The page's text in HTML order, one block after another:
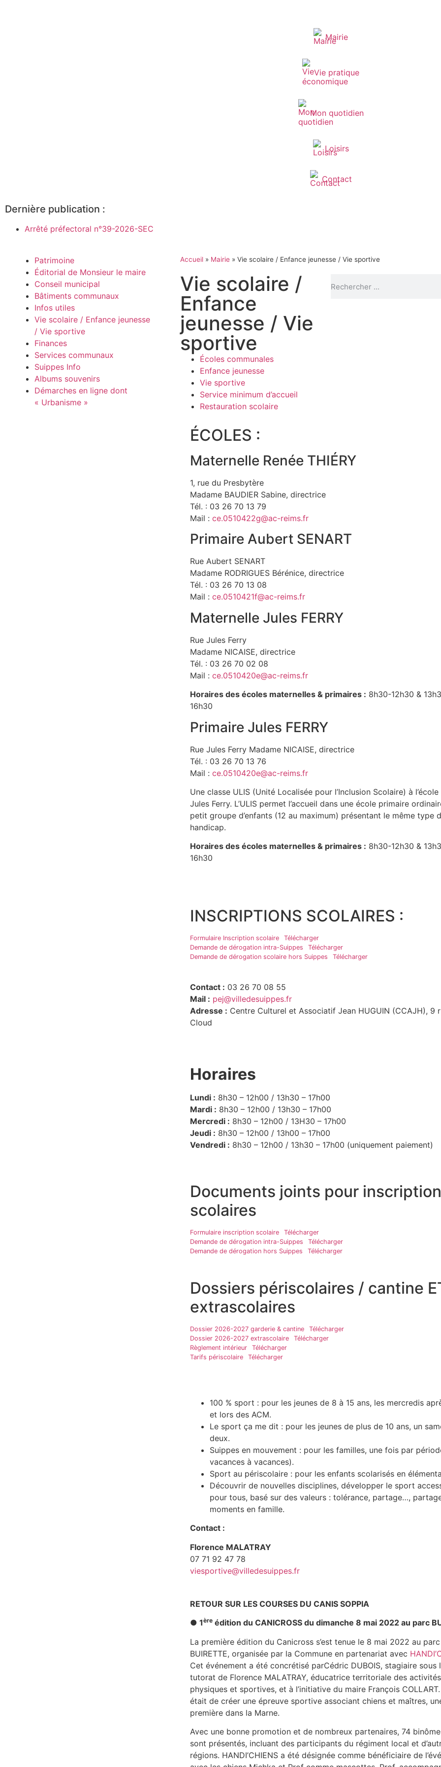
Mairie
Vie pratique
Mon quotidien
Loisirs
Contact
Dernière publication :
Arrêté préfectoral n°39-2026-SEC
Patrimoine
Éditorial de Monsieur le maire
Conseil municipal
Bâtiments communaux
Infos utiles
Vie scolaire / Enfance jeunesse
/ Vie sportive
Finances
Services communaux
Suippes Info
Albums souvenirs
Démarches en ligne dont
« Urbanisme »
Accueil » Mairie » Vie scolaire / Enfance jeunesse / Vie sportive
Vie scolaire /
Enfance
jeunesse / Vie
sportive
Écoles communales
Enfance jeunesse
Vie sportive
Service minimum d’accueil
Restauration scolaire
ÉCOLES :
Maternelle Renée THIÉRY
1, rue du Presbytère
Madame BAUDIER Sabine, directrice
Tél. : 03 26 70 13 79
Mail : ce.0510422g@ac-reims.fr
Primaire Aubert SENART
Rue Aubert SENART
Madame RODRIGUES Bérénice, directrice
Tél. : 03 26 70 13 08
Mail : ce.0510421f@ac-reims.fr
Maternelle Jules FERRY
Rue Jules Ferry
Madame NICAISE, directrice
Tél. : 03 26 70 02 08
Mail : ce.0510420e@ac-reims.fr
Horaires des écoles maternelles & primaires : 8h30-12h30 &
16h30
Primaire Jules FERRY
Rue Jules Ferry Madame NICAISE, directrice
Tél. : 03 26 70 13 76
Mail : ce.0510420e@ac-reims.fr
Une classe ULIS (Unité Localisée pour l’Inclusion Scolaire) à
Jules Ferry. L’ULIS permet l’accueil dans une école primaire
petit groupe d’enfants (12 au maximum) présentant le même type
handicap.
Horaires des écoles maternelles & primaires : 8h30-12h30 &
16h30
INSCRIPTIONS SCOLAIRES :
Formulaire Inscription scolaire
Télécharger
Demande de dérogation intra-Suippes
Télécharger
Demande de dérogation scolaire hors Suippes
Télécharger
Contact : 03 26 70 08 55
Mail : pej@villedesuippes.fr
Adresse : Centre Culturel et Associatif Jean HUGUIN (CCAJH), 9
Cloud
Horaires
Lundi : 8h30 – 12h00 / 13h30 – 17h00
Mardi : 8h30 – 12h00 / 13h30 – 17h00
Mercredi : 8h30 – 12h00 / 13H30 – 17h00
Jeudi : 8h30 – 12h00 / 13h00 – 17h00
Vendredi : 8h30 – 12h00 / 13h30 – 17h00 (uniquement paiement)
Documents joints pour
scolaires
Formulaire inscription scolaire
Télécharger
Demande de dérogation intra-Suippes
Télécharger
Demande de dérogation hors Suippes
Télécharger
Dossiers périscolaires / cantine
extrascolaires
Dossier 2026-2027 garderie & cantine
Télécharger
Dossier 2026-2027 extrascolaire
Télécharger
Règlement intérieur
Télécharger
Tarifs périscolaire
Télécharger
100 % sport : pour les jeunes de 8 à 15 ans, les mercredis
et lors des ACM.
Le sport ça me dit : pour les jeunes de plus de 10 ans, un
deux.
Suippes en mouvement : pour les familles, une fois par
vacances à vacances).
Sport au périscolaire : pour les enfants scolarisés en
Découvrir de nouvelles disciplines, développer le sport
pour tous, basé sur des valeurs : tolérance, partage…,
moments en famille.
Contact :
Florence MALATRAY
07 71 92 47 78
viesportive@villedesuippes.fr
RETOUR SUR LES COURSES DU CANIS SOPPIA
● 1ère édition du CANICROSS du dimanche 8 mai 2022 au parc
La première édition du Canicross s’est tenue le 8 mai 2022 au parc
BUIRETTE, organisée par la Commune en partenariat avec
Cet événement a été concrétisé parCédric DUBOIS, stagiaire sous
tutorat de Florence MALATRAY, éducatrice territoriale des activités
physiques et sportives, et à l’initiative du maire François COLLART.
était de créer une épreuve sportive associant chiens et maîtres,
première dans la Marne.
Avec une bonne promotion et de nombreux partenaires, 74
sont présentés, incluant des participants du régiment local et
régions. HANDI’CHIENS a été désignée comme bénéficiaire de